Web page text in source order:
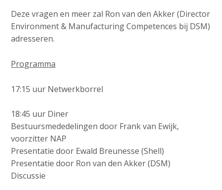
Deze vragen en meer zal Ron van den Akker (Director
Environment & Manufacturing Competences bij DSM)
adresseren.
Programma
17:15 uur Netwerkborrel
18:45 uur Diner
Bestuursmededelingen door Frank van Ewijk,
voorzitter NAP
Presentatie door Ewald Breunesse (Shell)
Presentatie door Ron van den Akker (DSM)
Discussie